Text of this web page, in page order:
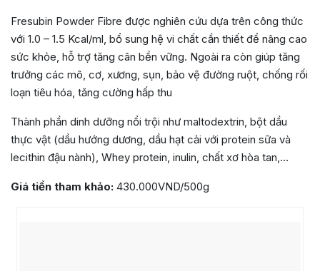
Fresubin Powder Fibre được nghiên cứu dựa trên công thức
với 1.0 – 1.5 Kcal/ml, bổ sung hệ vi chất cần thiết để nâng cao
sức khỏe, hỗ trợ tăng cân bền vững. Ngoài ra còn giúp tăng
trưởng các mô, cơ, xương, sụn, bảo vệ đường ruột, chống rối
loạn tiêu hóa, tăng cường hấp thu
Thành phần dinh dưỡng nổi trội như maltodextrin, bột dầu
thực vật (dầu hướng dương, dầu hạt cải với protein sữa và
lecithin đậu nành), Whey protein, inulin, chất xơ hòa tan,…
Giá tiền tham khảo: 430.000VND/500g